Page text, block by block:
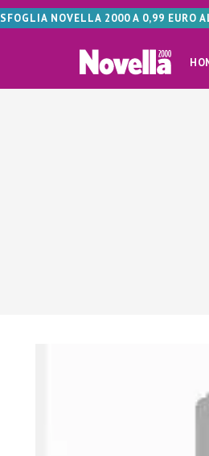
SFOGLIA NOVELLA 2000 A 0,99 EURO